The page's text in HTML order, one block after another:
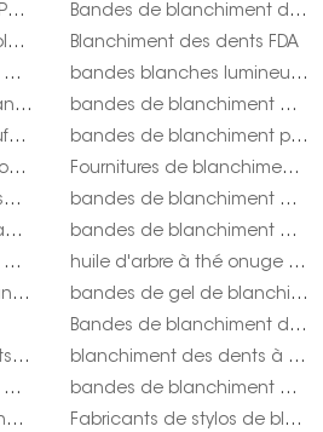
bandes blanchissantes Pap pour le Royaume-Uni
Bandes de blanchiment des dents Hydroxyapatit
conseils de bandes de blanchiment des dents onuge
Blanchiment des dents FDA
bandes de blanchiment des dents sans polymère
bandes blanches lumineuses onuge
Onuge Pap+ bandes blanchissantes pour les États-Unis
bandes de blanchiment des dents Onuge Pap pour le Royaume-Uni
teeth whitening kit manufacturer
bandes de blanchiment pap pour usa onuge
bandes blanchissantes ou gel onuge
Fournitures de blanchiment des dents en gros : votre guichet unique
Bandes blanchissantes sans dioxyde de chlore
bandes de blanchiment des dents de marque privée
toutes les bandes de blanchiment des dents naturelles onuge
bandes de blanchiment des dents entièrement naturelles
bandes de blanchiment des dents au charbon de bois
huile d'arbre à thé onuge pour les maux de dents
onuge pap+ bandes blanchissantes pas cher
bandes de gel de blanchiment des dents haute densité onuge
Bandes de blanchiment des dents sans SLS
Les 10 meilleurs fabricants de produits de blanchiment des dents
blanchiment des dents à l'huile d'orange
bandes de blanchiment des dents à l'huile de citron
bandes de blanchiment de pap
blanchiment des dents naturel et efficace
Fabricants de stylos de blanchiment des dents | onuge